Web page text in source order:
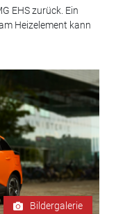
EHS zurück. Ein
Heizelement kann
Bildergalerie